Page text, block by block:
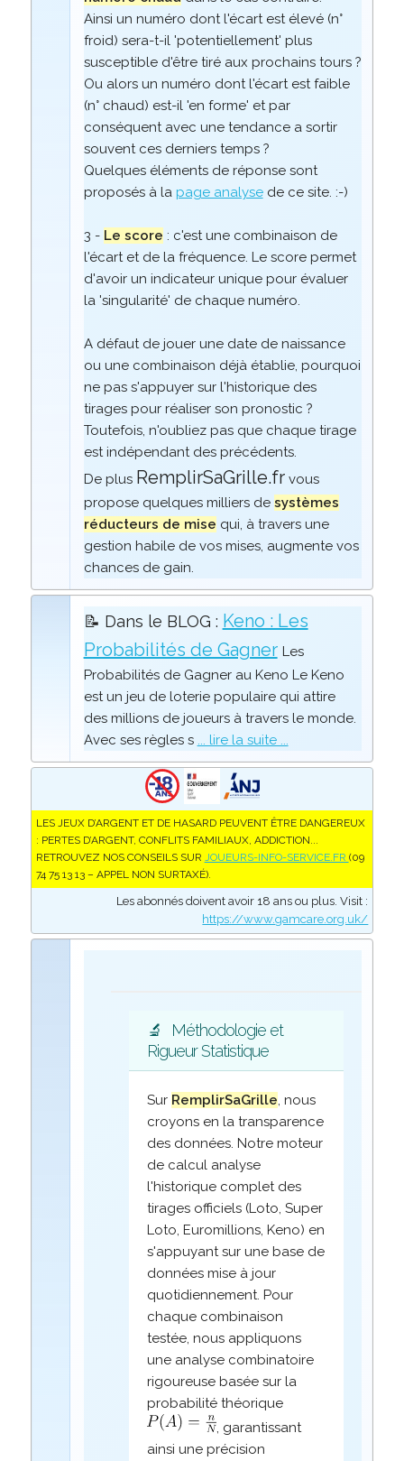
Ainsi un numéro dont l'écart est élevé (n°
froid) sera-t-il 'potentiellement' plus
susceptible d'être tiré aux prochains tours ?
Ou alors un numéro dont l'écart est faible
(n° chaud) est-il 'en forme' et par
conséquent avec une tendance a sortir
souvent ces derniers temps ?
Quelques éléments de réponse sont
proposés à la page analysede ce site. :-)
3 - Le score : c'est une combinaison de
l'écart et de la fréquence. Le score permet
d'avoir un indicateur unique pour évaluer
la 'singularité' de chaque numéro.
A défaut de jouer une date de naissance
ou une combinaison déjà établie, pourquoi
ne pas s'appuyer sur l'historique des
tirages pour réaliser son pronostic ?
Toutefois, n'oubliez pas que chaque tirage
est indépendant des précédents.
De plus RemplirSaGrille.frvous
propose quelques milliers de systèmes
réducteurs de mise qui, à travers une
gestion habile de vos mises, augmente vos
chances de gain.
📝 Dans le BLOG : Keno : Les
Probabilités de Gagner Les
Probabilités de Gagner au Keno Le Keno
est un jeu de loterie populaire qui attire
des millions de joueurs à travers le monde.
Avec ses règles s ... lire la suite ...
LES JEUX D’ARGENT ET DE HASARD PEUVENT ÊTRE DANGEREUX
: PERTES D’ARGENT, CONFLITS FAMILIAUX, ADDICTION...
RETROUVEZ NOS CONSEILS SUR JOUEURS-INFO-SERVICE.FR (09
74 75 13 13 – APPEL NON SURTAXÉ).
Les abonnés doivent avoir 18 ans ou plus. Visit :
https://www.gamcare.org.uk/
🔬
Méthodologie et
Rigueur Statistique
Sur RemplirSaGrille, nous
croyons en la transparence
des données. Notre moteur
de calcul analyse
l'historique complet des
tirages officiels (Loto, Super
Loto, Euromillions, Keno) en
s'appuyant sur une base de
données mise à jour
quotidiennement. Pour
chaque combinaison
testée, nous appliquons
une analyse combinatoire
rigoureuse basée sur la
probabilité théorique
, garantissant
ainsi une précision